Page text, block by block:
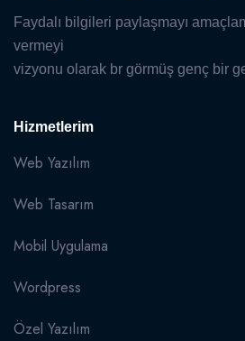
Faydalı bilgileri paylaşmayı
vermeyi
vizyonu olarak br görmüş genç bir
Hizmetlerim
Web Yazılım
Web Tasarım
Mobil Uygulama
Wordpress
Özel Yazılım